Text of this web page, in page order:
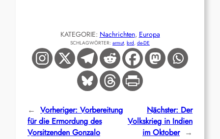
KATEGORIE: Nachrichten, Europa
SCHLAGWÖRTER: armut, brd, de-DE
← Vorheriger: Vorbereitung
für die Ermordung des
Vorsitzenden Gonzalo
Nächster: Der
Volkskrieg in Indien
im Oktober →